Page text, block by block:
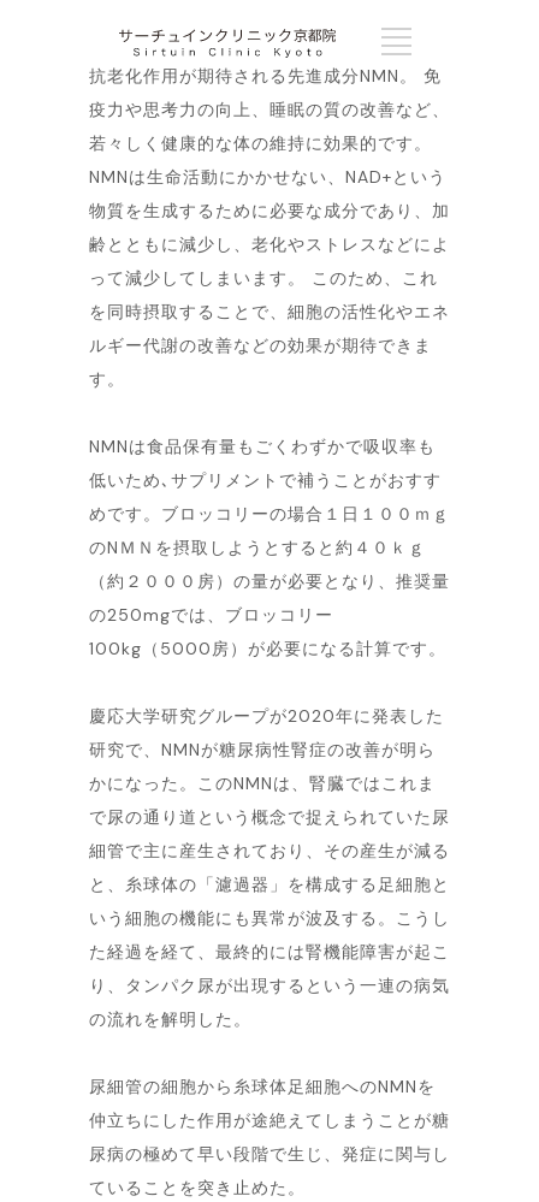
抗老化作用が期待される先進成分NMN。 免
疫力や思考力の向上、睡眠の質の改善など、
若々しく健康的な体の維持に効果的です。
NMNは生命活動にかかせない、NAD+という
物質を生成するために必要な成分であり、加
齢とともに減少し、老化やストレスなどによ
って減少してしまいます。 このため、これ
を同時摂取することで、細胞の活性化やエネ
ルギー代謝の改善などの効果が期待できま
す。
NMNは食品保有量もごくわずかで吸収率も
低いため､サプリメントで補うことがおすす
めです。ブロッコリーの場合１日１００ｍｇ
のNＭＮを摂取しようとすると約４０ｋｇ
（約２０００房）の量が必要となり、推奨量
の250mgでは、ブロッコリー
100kg（5000房）が必要になる計算です。
慶応大学研究グループが2020年に発表した
研究で、NMNが糖尿病性腎症の改善が明ら
かになった。このNMNは、腎臓ではこれま
で尿の通り道という概念で捉えられていた尿
細管で主に産生されており、その産生が減る
と、糸球体の「濾過器」を構成する足細胞と
いう細胞の機能にも異常が波及する。こうし
た経過を経て、最終的には腎機能障害が起こ
り、タンパク尿が出現するという一連の病気
の流れを解明した。
尿細管の細胞から糸球体足細胞へのNMNを
仲立ちにした作用が途絶えてしまうことが糖
尿病の極めて早い段階で生じ、発症に関与し
ていることを突き止めた。